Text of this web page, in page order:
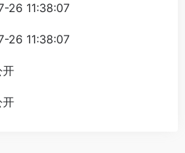
26 11:38:07
26 11:38:07
开
开